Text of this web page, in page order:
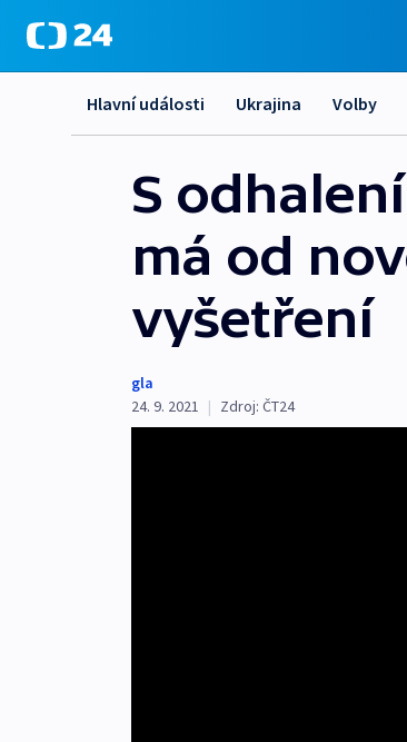
Hlavní události Ukrajina Volby
S
má od
vyšetření
gla
24. 9. 2021 | Zdroj: ČT24